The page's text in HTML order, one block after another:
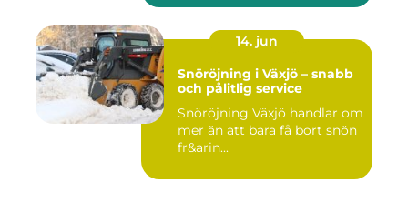
14. jun
Snöröjning i Växjö – snabb
och pålitlig service
Snöröjning Växjö handlar om
mer än att bara få bort snön
fr&arin...